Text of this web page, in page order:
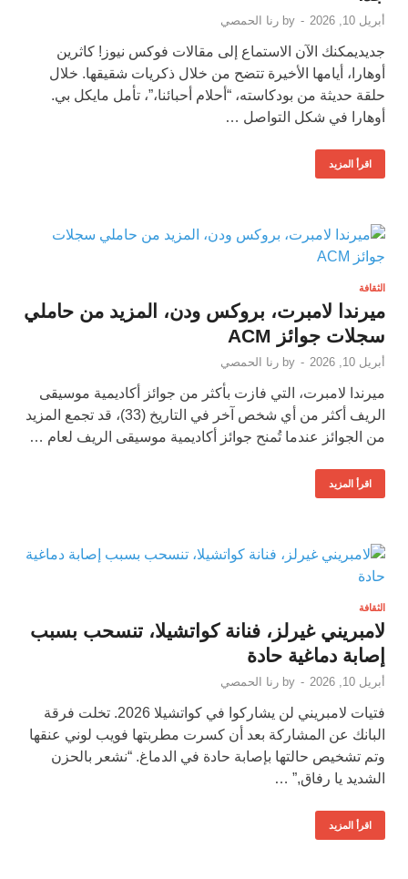
أبريل 10, 2026 -
by رنا الحمصي
جديديمكنك الآن الاستماع إلى مقالات فوكس نيوز! كاثرين
أوهارا، أيامها الأخيرة تتضح من خلال ذكريات شقيقها. خلال
حلقة حديثة من بودكاسته، “أحلام أحبائنا،”، تأمل مايكل بي.
أوهارا في شكل التواصل …
اقرأ المزيد
الثقافة
ميرندا لامبرت، بروكس ودن، المزيد من حاملي
سجلات جوائز ACM
أبريل 10, 2026 -
by رنا الحمصي
ميرندا لامبرت، التي فازت بأكثر من جوائز أكاديمية موسيقى
الريف أكثر من أي شخص آخر في التاريخ (33)، قد تجمع المزيد
من الجوائز عندما تُمنح جوائز أكاديمية موسيقى الريف لعام …
اقرأ المزيد
الثقافة
لامبريني غيرلز، فنانة كواتشيلا، تنسحب بسبب
إصابة دماغية حادة
أبريل 10, 2026 -
by رنا الحمصي
فتيات لامبريني لن يشاركوا في كواتشيلا 2026. تخلت فرقة
البانك عن المشاركة بعد أن كسرت مطربتها فويب لوني عنقها
وتم تشخيص حالتها بإصابة حادة في الدماغ. “نشعر بالحزن
الشديد يا رفاق,” …
اقرأ المزيد